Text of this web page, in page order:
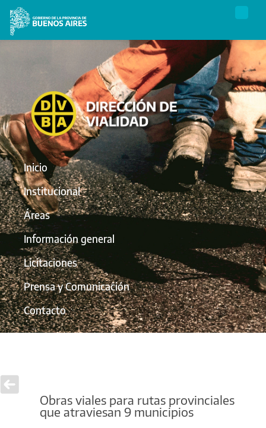
Inicio
Institucional
Áreas
Información general
Licitaciones
Prensa y Comunicación
Contacto
Obras viales para rutas provinciales
que atraviesan 9 municipios